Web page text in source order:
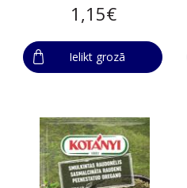
1,15€
Ielikt grozā